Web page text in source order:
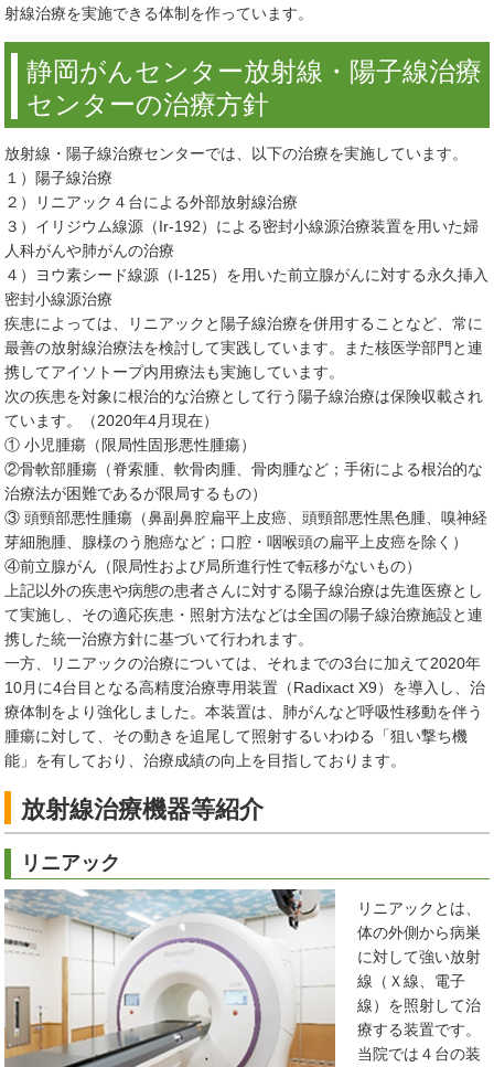
射線治療を実施できる体制を作っています。
静岡がんセンター放射線・陽子線治療
センターの治療方針
放射線・陽子線治療センターでは、以下の治療を実施しています。
１）陽子線治療
２）リニアック４台による外部放射線治療
３）イリジウム線源（Ir-192）による密封小線源治療装置を用いた婦
人科がんや肺がんの治療
４）ヨウ素シード線源（I-125）を用いた前立腺がんに対する永久挿入
密封小線源治療
疾患によっては、リニアックと陽子線治療を併用することなど、常に
最善の放射線治療法を検討して実践しています。また核医学部門と連
携してアイソトープ内用療法も実施しています。
次の疾患を対象に根治的な治療として行う陽子線治療は保険収載され
ています。（2020年4月現在）
① 小児腫瘍（限局性固形悪性腫瘍）
②骨軟部腫瘍（脊索腫、軟骨肉腫、骨肉腫など；手術による根治的な
治療法が困難であるが限局するもの）
③ 頭頸部悪性腫瘍（鼻副鼻腔扁平上皮癌、頭頸部悪性黒色腫、嗅神経
芽細胞腫、腺様のう胞癌など；口腔・咽喉頭の扁平上皮癌を除く）
④前立腺がん（限局性および局所進行性で転移がないもの）
上記以外の疾患や病態の患者さんに対する陽子線治療は先進医療とし
て実施し、その適応疾患・照射方法などは全国の陽子線治療施設と連
携した統一治療方針に基づいて行われます。
一方、リニアックの治療については、それまでの3台に加えて2020年
10月に4台目となる高精度治療専用装置（Radixact X9）を導入し、治
療体制をより強化しました。本装置は、肺がんなど呼吸性移動を伴う
腫瘍に対して、その動きを追尾して照射するいわゆる「狙い撃ち機
能」を有しており、治療成績の向上を目指しております。
放射線治療機器等紹介
リニアック
リニアックとは、
体の外側から病巣
に対して強い放射
線（Ｘ線、電子
線）を照射して治
療する装置です。
当院では４台の装